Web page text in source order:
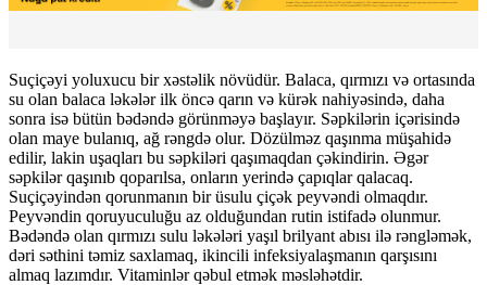
Suçiçəyi yoluxucu bir xəstəlik növüdür. Balaca, qırmızı və ortasında
su olan balaca ləkələr ilk öncə qarın və kürək nahiyəsində, daha
sonra isə bütün bədəndə görünməyə başlayır. Səpkilərin içərisində
olan maye bulanıq, ağ rəngdə olur. Dözülməz qaşınma müşahidə
edilir, lakin uşaqları bu səpkiləri qaşımaqdan çəkindirin. Əgər
səpkilər qaşınıb qoparılsa, onların yerində çapıqlar qalacaq.
Suçiçəyindən qorunmanın bir üsulu çiçək peyvəndi olmaqdır.
Peyvəndin qoruyuculuğu az olduğundan rutin istifadə olunmur.
Bədəndə olan qırmızı sulu ləkələri yaşıl brilyant abısı ilə rəngləmək,
dəri səthini təmiz saxlamaq, ikincili infeksiyalaşmanın qarşısını
almaq lazımdır. Vitaminlər qəbul etmək məsləhətdir.